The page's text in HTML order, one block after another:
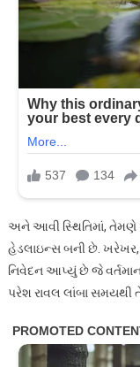
અને આવી સ્થિતિમાં,
હેડલાઇન્સ બની છે.
નિવેદન આપ્યું છે જે
પરેશ રાવલ લાંબા સમયથી